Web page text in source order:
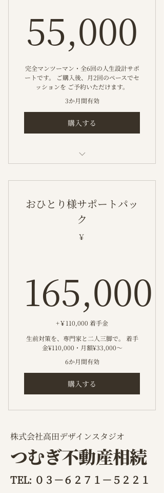
55,000
完全マンツーマン・全6回の人生設計サポ
ートです。 ご購入後、月2回のペースでセ
ッションを ご予約いただけます。
3か月間有効
購入する
生設計
おひとり様サポートパッ
ク
￥
165,000
+￥110,000 着手金
生前対策を、専門家と二人三脚で。 着手
金¥110,000・月額¥33,000〜
6か月間有効
購入する
​株式会社高田デザインスタジオ
つむぎ不動産相続
TEL: ０３－６２７１－５２２１